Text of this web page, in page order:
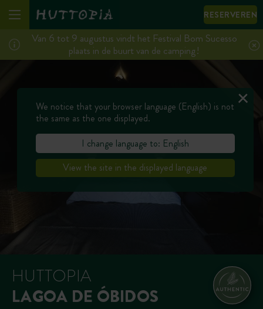
RESERVEREN
Van 6 tot 9 augustus vindt het Festival Bom Sucesso
plaats in de buurt van de camping!
HUTTOPIA
LAGOA DE ÓBIDOS
We notice that your browser language (English) is not
the same as the one displayed.
I change language to: English
View the site in the displayed language